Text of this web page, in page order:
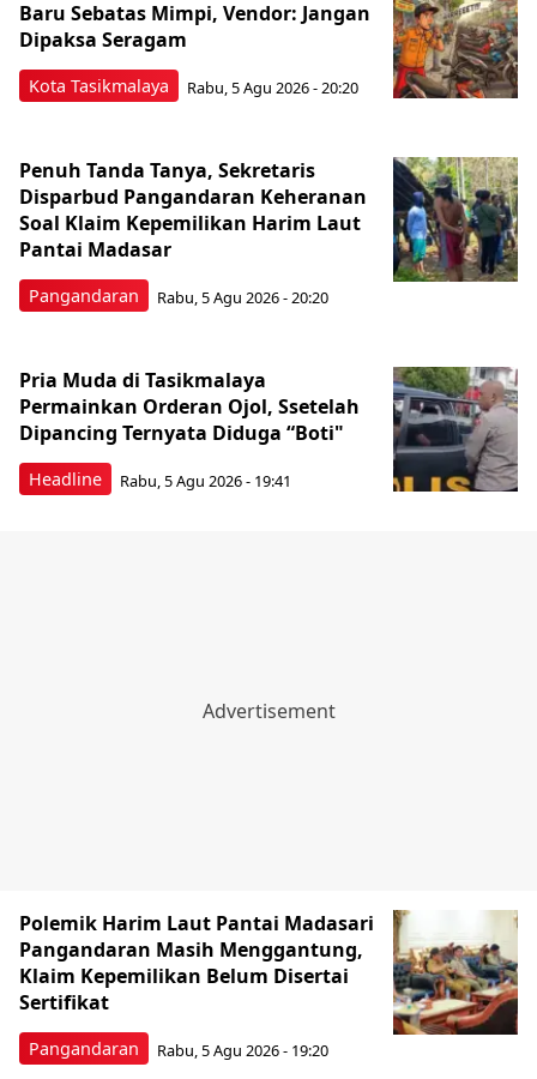
Kota Tasikmalaya
Baru Sebatas Mimpi, Vendor: Jangan
Dipaksa Seragam
Rabu, 5 Agu 2026 - 20:20
Pangandaran
Penuh Tanda Tanya, Sekretaris
Disparbud Pangandaran Keheranan
Soal Klaim Kepemilikan Harim Laut
Pantai Madasar
Rabu, 5 Agu 2026 - 20:20
Headline
Pria Muda di Tasikmalaya
Permainkan Orderan Ojol, Ssetelah
Dipancing Ternyata Diduga “Boti"
Rabu, 5 Agu 2026 - 19:41
Pangandaran
Polemik Harim Laut Pantai Madasari
Pangandaran Masih Menggantung,
Klaim Kepemilikan Belum Disertai
Sertifikat
Rabu, 5 Agu 2026 - 19:20